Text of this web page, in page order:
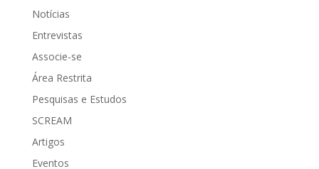
Notícias
Entrevistas
Associe-se
Área Restrita
Pesquisas e Estudos
SCREAM
Artigos
Eventos